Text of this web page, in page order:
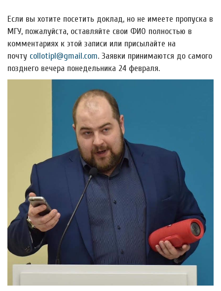
Если вы хотите посетить доклад, но не имеете пропуска в
МГУ, пожалуйста, оставляйте свои ФИО полностью в
комментариях к этой записи или присылайте на
почту collotipl@gmail.com. Заявки принимаются до самого
позднего вечера понедельника 24 февраля.